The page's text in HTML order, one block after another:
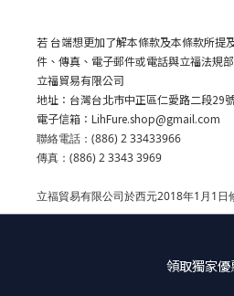
若 台端想更加了解本條款及本條款所提
件、傳真、電子郵件或電話與立福法規部
立福貿易有限公司
地址：台灣台北市中正區仁愛路二段29
電子信箱：LihFure.shop@gmail.com
聯絡電話：(886) 2 33433966
傳真：(886) 2 3343 3969
立福貿易有限公司於西元2018年1月1日
領取獨家優